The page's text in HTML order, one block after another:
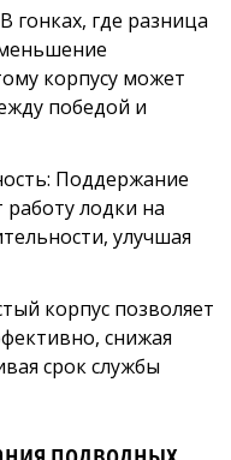
гонках, где разница
корпусу может
победой и
Поддержание
работу лодки на
улучшая
корпус позволяет
снижая
срок службы